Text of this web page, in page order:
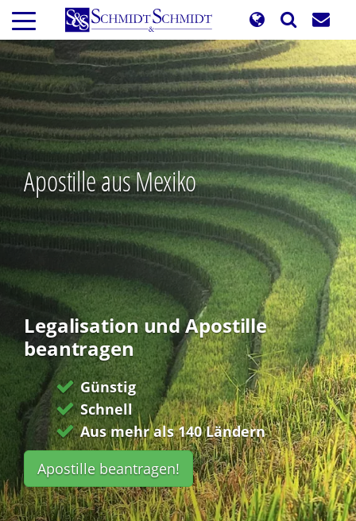
Direkt
zum
Inhalt
Apostille aus Mexiko
Legalisation und Apostille
beantragen
Günstig
Schnell
Aus mehr als 140 Ländern
Apostille beantragen!